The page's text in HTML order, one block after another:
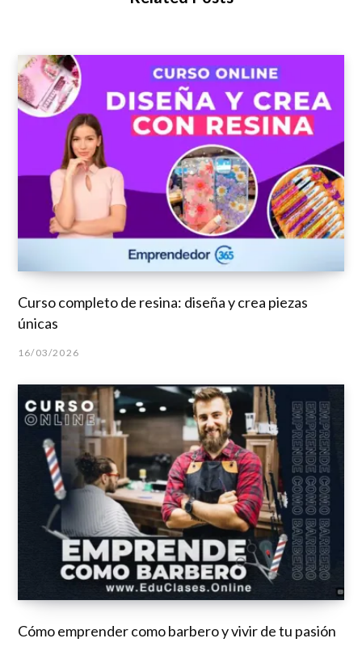
Curso completo de resina: diseña y crea piezas
únicas
16/03/2026
Cómo emprender como barbero y vivir de tu pasión